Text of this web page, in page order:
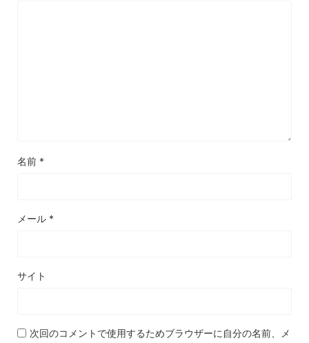
名前 *
メール *
サイト
次回のコメントで使用するためブラウザーに自分の名前、メ